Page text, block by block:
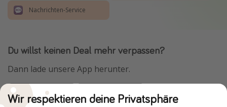
Nachrichten-Service
Du willst keinen Deal mehr verpassen?
Dann lade unsere App herunter.
Wir respektieren deine Privatsphäre